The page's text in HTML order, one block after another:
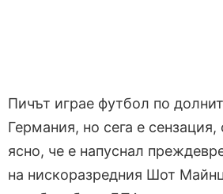
Пичът играе футбол по
Германия, но сега е сензация,
ясно, че е напуснал
на нискоразредния Шот